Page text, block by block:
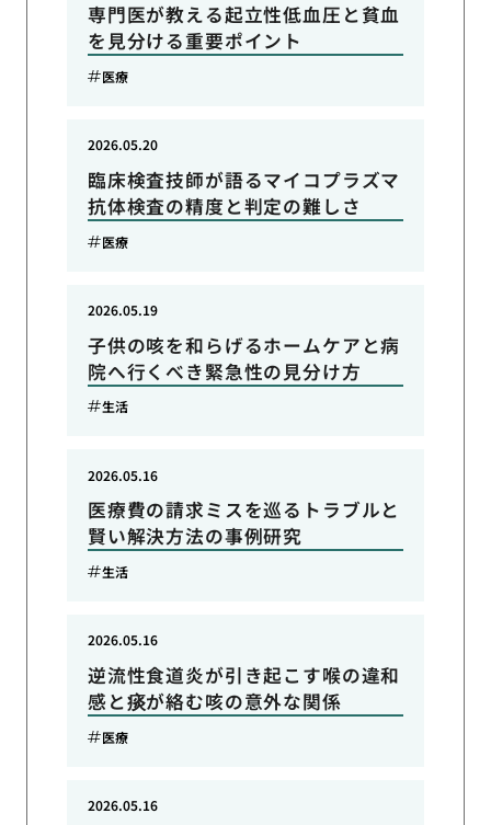
専門医が教える起立性低血圧と貧血
を見分ける重要ポイント
医療
臨床検査技師が語るマイコプラズマ
抗体検査の精度と判定の難しさ
2026.05.20
医療
子供の咳を和らげるホームケアと病
院へ行くべき緊急性の見分け方
2026.05.19
生活
医療費の請求ミスを巡るトラブルと
賢い解決方法の事例研究
2026.05.16
生活
逆流性食道炎が引き起こす喉の違和
感と痰が絡む咳の意外な関係
2026.05.16
医療
2026.05.16